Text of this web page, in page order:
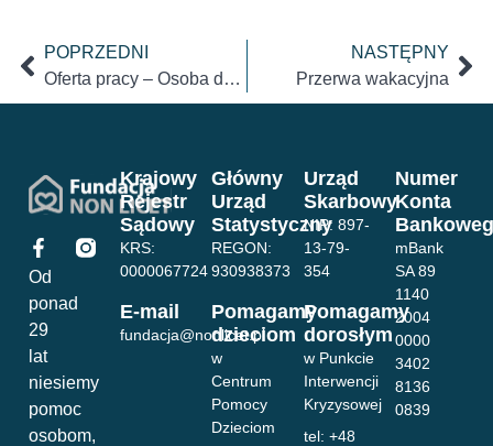
POPRZEDNI
Oferta pracy – Osoba do współpracy z darczyńcami w Fundacji NON LICET
NASTĘPNY
Przerwa wakacyjna
Od
ponad
29
lat
niesiemy
pomoc
osobom,
Krajowy
Rejestr
Sądowy
KRS:
0000067724
E-mail
fundacja@nonlicet.pl
Główny
Urząd
Statystyczny
REGON:
930938373
Pomagamy
dzieciom
w
Centrum
Pomocy
Dzieciom
Urząd
Skarbowy
NIP: 897-
13-79-
354
Pomagamy
dorosłym
w Punkcie
Interwencji
Kryzysowej
tel: +48
Numer
Konta
mBank
SA 89
1140
2004
0000
3402
8136
0839